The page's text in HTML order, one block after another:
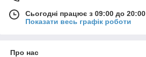
Сьогодні працює з 09:00 до 20:00
Показати весь графік роботи
Про нас